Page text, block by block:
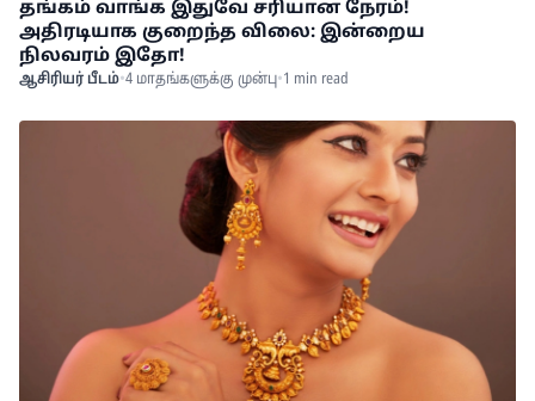
தங்கம் வாங்க இதுவே சரியான நேரம்!
அதிரடியாக குறைந்த விலை: இன்றைய
நிலவரம் இதோ!
ஆசிரியர் பீடம்•4 மாதங்களுக்கு முன்பு•1 min read